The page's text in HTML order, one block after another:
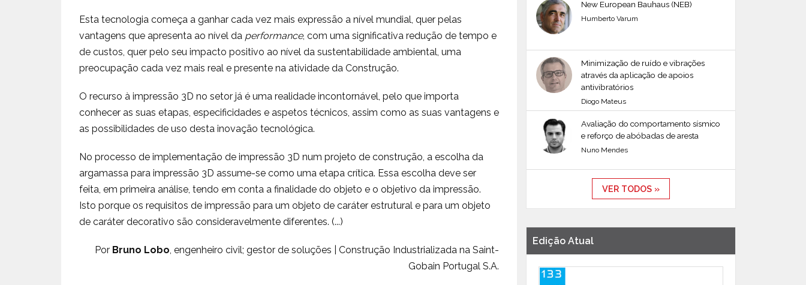
Esta tecnologia começa a ganhar cada vez mais expressão a nível mundial, quer pelas
vantagens que apresenta ao nível da performance, com uma significativa redução de tempo e
de custos, quer pelo seu impacto positivo ao nível da sustentabilidade ambiental, uma
preocupação cada vez mais real e presente na atividade da Construção.
O recurso à impressão 3D no setor já é uma realidade incontornável, pelo que importa
conhecer as suas etapas, especificidades e aspetos técnicos, assim como as suas vantagens e
as possibilidades de uso desta inovação tecnológica.
No processo de implementação de impressão 3D num projeto de construção, a escolha da
argamassa para impressão 3D assume-se como uma etapa crítica. Essa escolha deve ser
feita, em primeira análise, tendo em conta a finalidade do objeto e o objetivo da impressão.
Isto porque os requisitos de impressão para um objeto de caráter estrutural e para um objeto
de caráter decorativo são consideravelmente diferentes. (...)
Por Bruno Lobo, engenheiro civil; gestor de soluções | Construção Industrializada na Saint-
Gobain Portugal S.A.
New European Bauhaus (NEB)
Humberto Varum
Minimização de ruído e vibrações
através da aplicação de apoios
antivibratórios
Diogo Mateus
Avaliação do comportamento sísmico
e reforço de abóbadas de aresta
Nuno Mendes
VER TODOS »
Edição Atual